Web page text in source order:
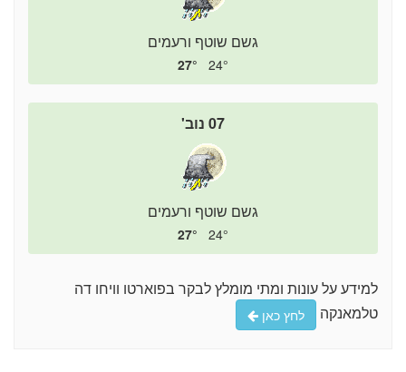
גשם שוטף ורעמים
24°
27°
07 נוב'
גשם שוטף ורעמים
24°
27°
למידע על עונות ומתי מומלץ לבקר בפוארטו וויחו דה
טלמאנקה
לחץ כאן